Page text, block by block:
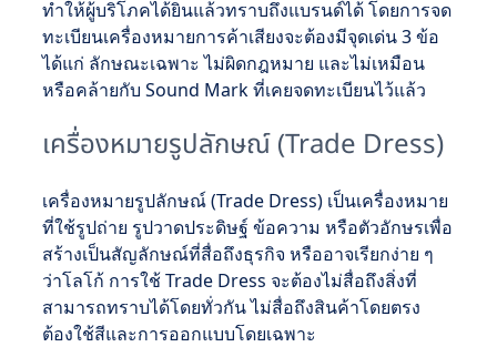
ทำให้ผู้บริโภคได้ยินแล้วทราบถึงแบรนด์ได้ โดยการจด
ทะเบียนเครื่องหมายการค้าเสียงจะต้องมีจุดเด่น 3 ข้อ
ได้แก่ ลักษณะเฉพาะ ไม่ผิดกฎหมาย และไม่เหมือน
หรือคล้ายกับ Sound Mark ที่เคยจดทะเบียนไว้แล้ว
เครื่องหมายรูปลักษณ์ (Trade Dress)
เครื่องหมายรูปลักษณ์ (Trade Dress) เป็นเครื่องหมาย
ที่ใช้รูปถ่าย รูปวาดประดิษฐ์ ข้อความ หรือตัวอักษรเพื่อ
สร้างเป็นสัญลักษณ์ที่สื่อถึงธุรกิจ หรืออาจเรียกง่าย ๆ
ว่าโลโก้ การใช้ Trade Dress จะต้องไม่สื่อถึงสิ่งที่
สามารถทราบได้โดยทั่วกัน ไม่สื่อถึงสินค้าโดยตรง
ต้องใช้สีและการออกแบบโดยเฉพาะ